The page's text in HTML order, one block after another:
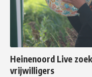
Heinenoord Live
vrijwilligers